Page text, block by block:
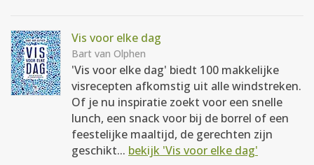
Vis voor elke dag
Bart van Olphen
'Vis voor elke dag' biedt 100 makkelijke
visrecepten afkomstig uit alle windstreken.
Of je nu inspiratie zoekt voor een snelle
lunch, een snack voor bij de borrel of een
feestelijke maaltijd, de gerechten zijn
geschikt... bekijk 'Vis voor elke dag'